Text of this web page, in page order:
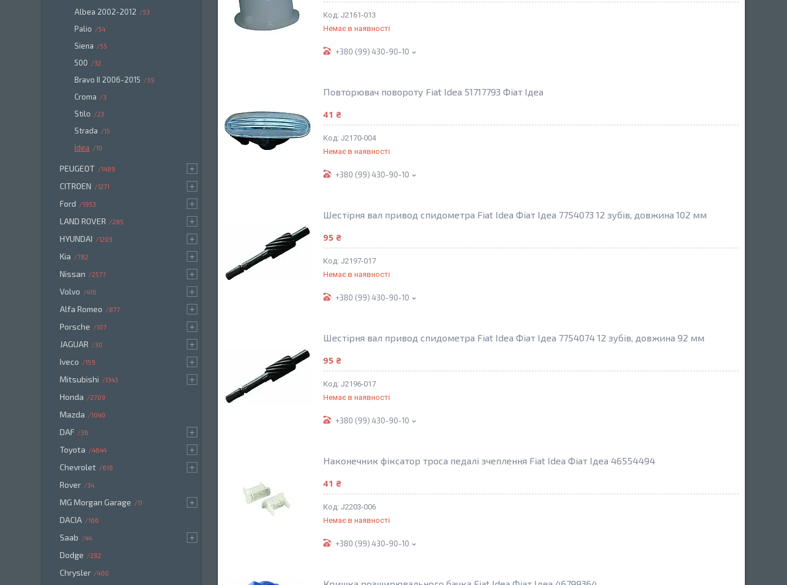
J2161-013
Немає в наявності
+380 (99) 430-90-10
Повторювач повороту Fiat Idea 51717793 Фіат Ідеа
41 ₴
J2170-004
Немає в наявності
+380 (99) 430-90-10
Шестірня вал привод спидометра Fiat Idea Фіат Ідеа 7754073 12 зубів, довжина 102 мм
95 ₴
J2197-017
Немає в наявності
+380 (99) 430-90-10
Шестірня вал привод спидометра Fiat Idea Фіат Ідеа 7754074 12 зубів, довжина 92 мм
95 ₴
J2196-017
Немає в наявності
+380 (99) 430-90-10
Наконечник фіксатор троса педалі зчеплення Fiat Idea Фіат Ідеа 46554494
41 ₴
J2203-006
Немає в наявності
+380 (99) 430-90-10
Albea 2002-2012 53
Palio 54
Siena 55
500 32
Bravo II 2006-2015 39
Croma 3
Stilo 23
Strada 15
Idea 10
PEUGEOT 1489
CITROEN 1271
Ford 1953
LAND ROVER 285
HYUNDAI 1203
Kia 782
Nissan 2577
Volvo 416
Alfa Romeo 877
Porsche 107
JAGUAR 30
Iveco 159
Mitsubishi 1343
Honda 2709
Mazda 1040
DAF 36
Toyota 4644
Chevrolet 618
Rover 34
MG Morgan Garage 11
DACIA 166
Saab 44
Dodge 282
Chrysler 400